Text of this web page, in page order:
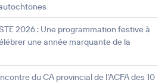
2026 : Une programmation festive à
une année marquante de la
du CA provincial de l’ACFA des 10